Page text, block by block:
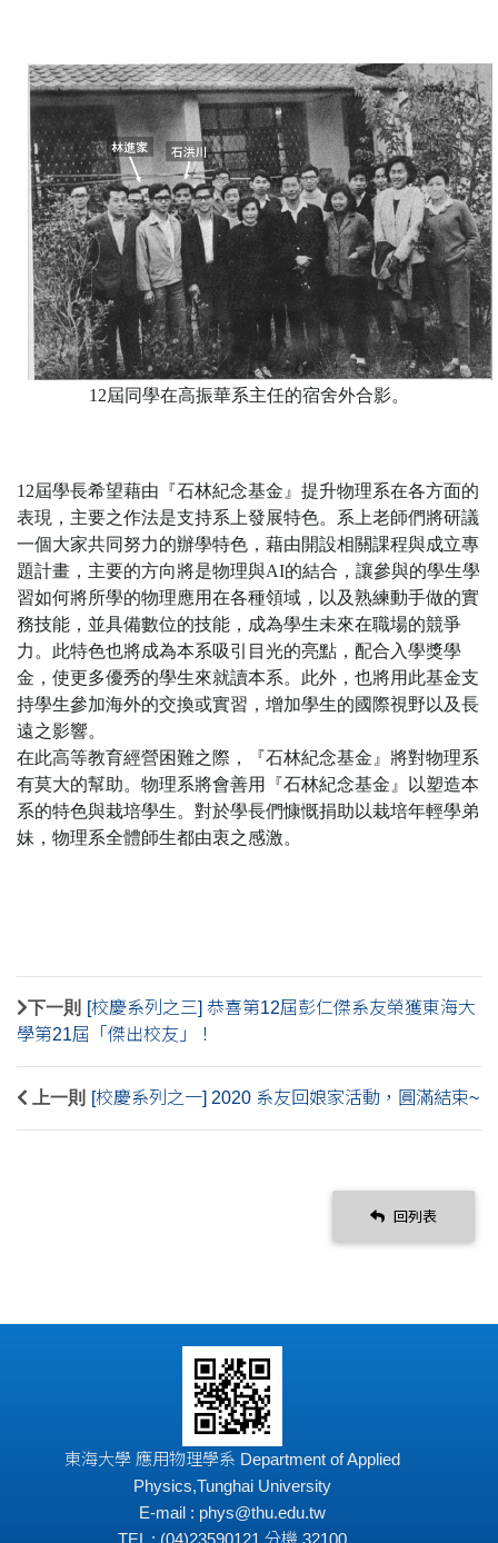
12屆同學在高振華系主任的宿舍外合影。
12屆學長希望藉由『石林紀念基金』提升物理系在各方面的
表現，主要之作法是支持系上發展特色。系上老師們將研議
一個大家共同努力的辦學特色，藉由開設相關課程與成立專
題計畫，主要的方向將是物理與AI的結合，讓參與的學生學
習如何將所學的物理應用在各種領域，以及熟練動手做的實
務技能，並具備數位的技能，成為學生未來在職場的競爭
力。此特色也將成為本系吸引目光的亮點，配合入學獎學
金，使更多優秀的學生來就讀本系。此外，也將用此基金支
持學生參加海外的交換或實習，增加學生的國際視野以及長
遠之影響。
在此高等教育經營困難之際，『石林紀念基金』將對物理系
有莫大的幫助。物理系將會善用『石林紀念基金』以塑造本
系的特色與栽培學生。對於學長們慷慨捐助以栽培年輕學弟
妹，物理系全體師生都由衷之感激。
下一則
[校慶系列之三] 恭喜第12屆彭仁傑系友榮獲東海大
學第21屆「傑出校友」！
上一則 [校慶系列之一] 2020 系友回娘家活動，圓滿結束~
回列表
東海大學 應用物理學系 Department of Applied
Physics,Tunghai University
E-mail : phys@thu.edu.tw